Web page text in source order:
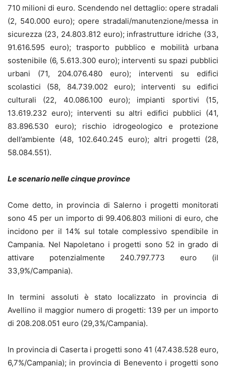
710 milioni di euro. Scendendo nel dettaglio: opere stradali
(2, 540.000 euro); opere stradali/manutenzione/messa in
sicurezza (23, 24.803.812 euro); infrastrutture idriche (33,
91.616.595 euro); trasporto pubblico e mobilità urbana
sostenibile (6, 5.613.300 euro); interventi su spazi pubblici
urbani (71, 204.076.480 euro); interventi su edifici
scolastici (58, 84.739.002 euro); interventi su edifici
culturali (22, 40.086.100 euro); impianti sportivi (15,
13.619.232 euro); interventi su altri edifici pubblici (41,
83.896.530 euro); rischio idrogeologico e protezione
dell’ambiente (48, 102.640.245 euro); altri progetti (28,
58.084.551).
Le scenario nelle cinque province
Come detto, in provincia di Salerno i progetti monitorati
sono 45 per un importo di 99.406.803 milioni di euro, che
incidono per il 14% sul totale complessivo spendibile in
Campania. Nel Napoletano i progetti sono 52 in grado di
attivare potenzialmente 240.797.773 euro (il
33,9%/Campania).
In termini assoluti è stato localizzato in provincia di
Avellino il maggior numero di progetti: 139 per un importo
di 208.208.051 euro (29,3%/Campania).
In provincia di Caserta i progetti sono 41 (47.438.528 euro,
6,7%/Campania); in provincia di Benevento i progetti sono